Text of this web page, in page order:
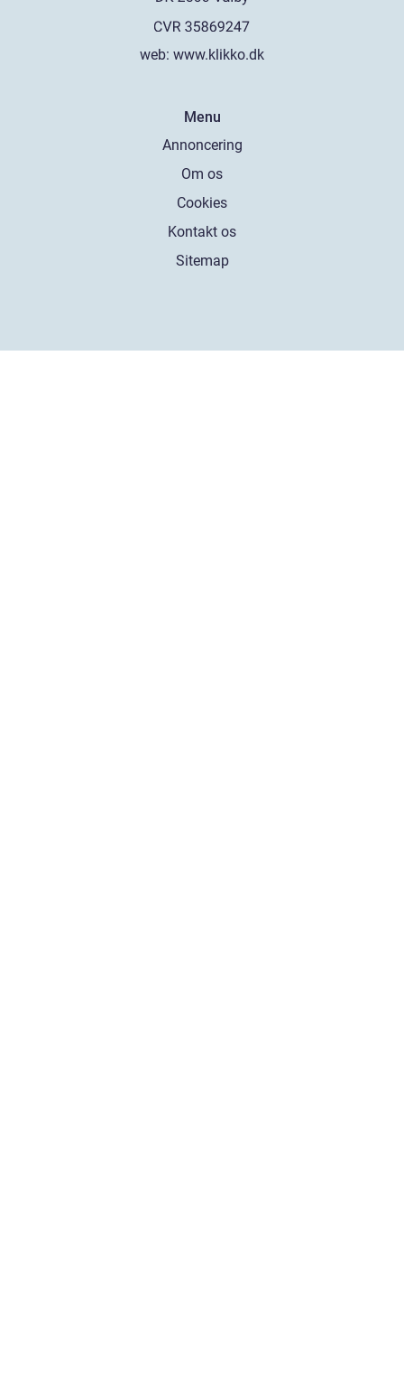
web: www.klikko.dk
Menu
Annoncering
Om os
Cookies
Kontakt os
Sitemap